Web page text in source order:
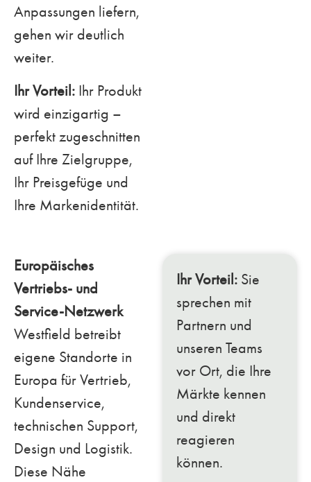
Anpassungen liefern,
gehen wir deutlich
weiter.
Ihr Vorteil: Ihr Produkt
wird einzigartig –
perfekt zugeschnitten
auf Ihre Zielgruppe,
Ihr Preisgefüge und
Ihre Markenidentität.
Europäisches
Vertriebs- und
Service-Netzwerk
Westfield betreibt
eigene Standorte in
Europa für Vertrieb,
Kundenservice,
technischen Support,
Design und Logistik.
Diese Nähe
Ihr Vorteil: Sie
sprechen mit
Partnern und
unseren Teams
vor Ort, die Ihre
Märkte kennen
und direkt
reagieren
können.